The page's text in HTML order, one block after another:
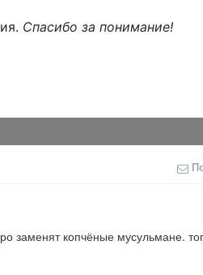
Спасибо за понимание!
заменят копчёные мусульмане.